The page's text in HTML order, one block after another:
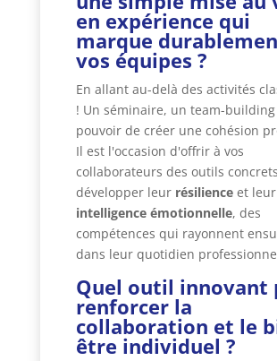
en expérience qui
marque
vos équipes ?
En allant au-delà des activités
! Un séminaire, un team-building
pouvoir de créer une cohésion
Il est l'occasion d'offrir à vos
collaborateurs des outils
développer leur résilienceet leur
intelligence émotionnelle, des
compétences qui rayonnent
dans leur quotidien
Quel outil innovant
renforcer la
collaboration et le
être individuel ?